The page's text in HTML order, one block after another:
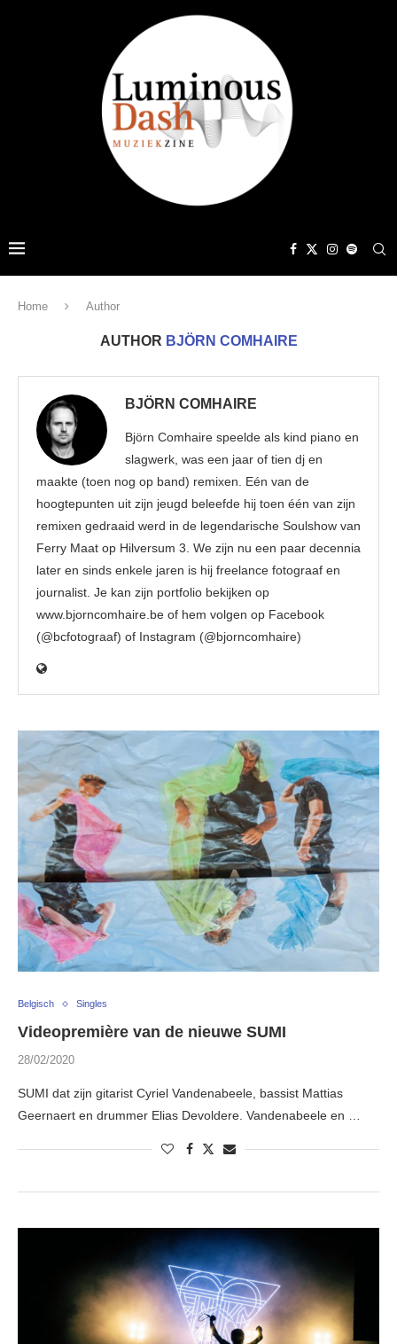
Home Author
AUTHOR BJÖRN COMHAIRE
BJÖRN COMHAIRE
Björn Comhaire speelde als kind piano en
slagwerk, was een jaar of tien dj en
maakte (toen nog op band) remixen. Eén van de
hoogtepunten uit zijn jeugd beleefde hij toen één van zijn
remixen gedraaid werd in de legendarische Soulshow van
Ferry Maat op Hilversum 3. We zijn nu een paar decennia
later en sinds enkele jaren is hij freelance fotograaf en
journalist. Je kan zijn portfolio bekijken op
www.bjorncomhaire.be of hem volgen op Facebook
(@bcfotograaf) of Instagram (@bjorncomhaire)
Belgisch Singles
Videopremière van de nieuwe SUMI
28/02/2020
SUMI dat zijn gitarist Cyriel Vandenabeele, bassist Mattias
Geernaert en drummer Elias Devoldere. Vandenabeele en …